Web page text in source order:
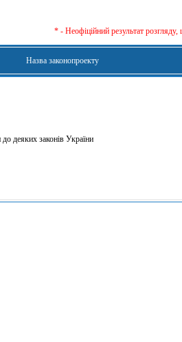
* - Неофіційний результат
Назва законопроекту
деяких законів України